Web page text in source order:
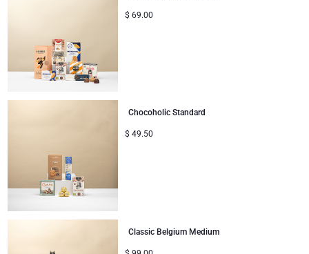
$ 69.00
Chocoholic Standard
$ 49.50
Classic Belgium Medium